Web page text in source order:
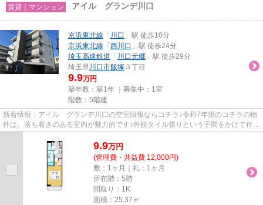
賃貸｜マンション アイル グランデ川口
京浜東北線 「 川口 」駅 徒歩10分
京浜東北線 「 西川口 」駅 徒歩24分
埼玉高速鉄道 「 川口元郷 」駅 徒歩29分
埼玉県川口市飯塚 ３丁目
9.9万円
築年数：築1年 ｜募集中： 1室
階数：5階建
新着情報：アイル グランデ川口の空室情報ならコチラ♪令和7年築のコチラの物
件は、落ち着きのある室内が魅力的です♪外観タイル張りという手間をかけて作ら
9.9万円
(管理費・共益費 12,000円)
敷：1ヶ月｜礼：1ヶ月
所在階：5階
間取り：1K
面積：25.37㎡